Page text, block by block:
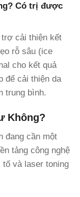
Có trị được
trợ cải thiện kết
rỗ sâu (ice
cho kết quả
để cải thiện da
trung bình.
Không?
đang cần một
tảng công nghệ
và laser toning